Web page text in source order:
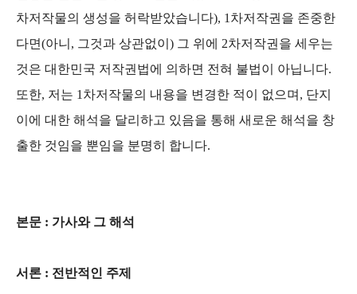
차저작물의 생성을 허락받았습니다), 1차저작권을 존중한
다면(아니, 그것과 상관없이) 그 위에 2차저작권을 세우는
것은 대한민국 저작권법에 의하면 전혀 불법이 아닙니다.
또한, 저는 1차저작물의 내용을 변경한 적이 없으며, 단지
이에 대한 해석을 달리하고 있음을 통해 새로운 해석을 창
출한 것임을 뿐임을 분명히 합니다.
본문 : 가사와 그 해석
서론 : 전반적인 주제